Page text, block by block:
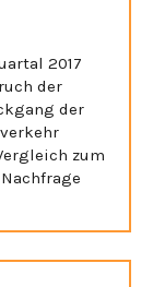
2017
der
der
zum